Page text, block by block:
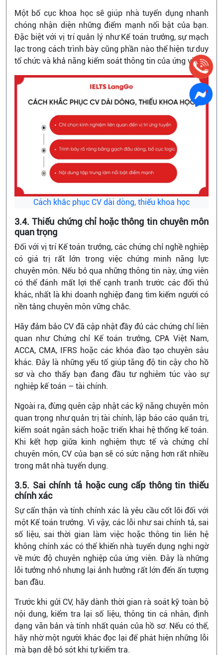
Một bố cục khoa học sẽ giúp nhà tuyển dụng nhanh
chóng nhận diện những điểm mạnh nổi bật của bạn.
Đặc biệt với vị trí quản lý như Kế toán trưởng, sự mạch
lạc trong cách trình bày cũng phần nào thể hiện tư duy
tổ chức và khả năng kiểm soát thông tin của ứng viên.
Cách khắc phục CV dài dòng, thiếu khoa học
3.4. Thiếu chứng chỉ hoặc thông tin chuyên môn
quan trọng
Đối với vị trí Kế toán trưởng, các chứng chỉ nghề nghiệp
có giá trị rất lớn trong việc chứng minh năng lực
chuyên môn. Nếu bỏ qua những thông tin này, ứng viên
có thể đánh mất lợi thế cạnh tranh trước các đối thủ
khác, nhất là khi doanh nghiệp đang tìm kiếm người có
nền tảng chuyên môn vững chắc.
Hãy đảm bảo CV đã cập nhật đầy đủ các chứng chỉ liên
quan như Chứng chỉ Kế toán trưởng, CPA Việt Nam,
ACCA, CMA, IFRS hoặc các khóa đào tạo chuyên sâu
khác. Đây là những yếu tố giúp tăng độ tin cậy cho hồ
sơ và cho thấy bạn đang đầu tư nghiêm túc vào sự
nghiệp kế toán – tài chính.
Ngoài ra, đừng quên cập nhật các kỹ năng chuyên môn
quan trọng như quản trị tài chính, lập báo cáo quản trị,
kiểm soát ngân sách hoặc triển khai hệ thống kế toán.
Khi kết hợp giữa kinh nghiệm thực tế và chứng chỉ
chuyên môn, CV của bạn sẽ có sức nặng hơn rất nhiều
trong mắt nhà tuyển dụng.
3.5. Sai chính tả hoặc cung cấp thông tin thiếu
chính xác
Sự cẩn thận và tính chính xác là yêu cầu cốt lõi đối với
một Kế toán trưởng. Vì vậy, các lỗi như sai chính tả, sai
số liệu, sai thời gian làm việc hoặc thông tin liên hệ
không chính xác có thể khiến nhà tuyển dụng nghi ngờ
về mức độ chuyên nghiệp của ứng viên. Đây là những
lỗi tưởng nhỏ nhưng lại ảnh hưởng rất lớn đến ấn tượng
ban đầu.
Trước khi gửi CV, hãy dành thời gian rà soát kỹ toàn bộ
nội dung, kiểm tra lại số liệu, thông tin cá nhân, định
dạng văn bản và tính nhất quán của hồ sơ. Nếu có thể,
hãy nhờ một người khác đọc lại để phát hiện những lỗi
mà bạn dễ bỏ sót khi tự kiểm tra.